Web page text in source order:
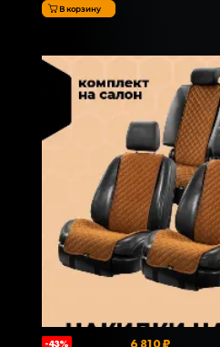
В корзину
-43%